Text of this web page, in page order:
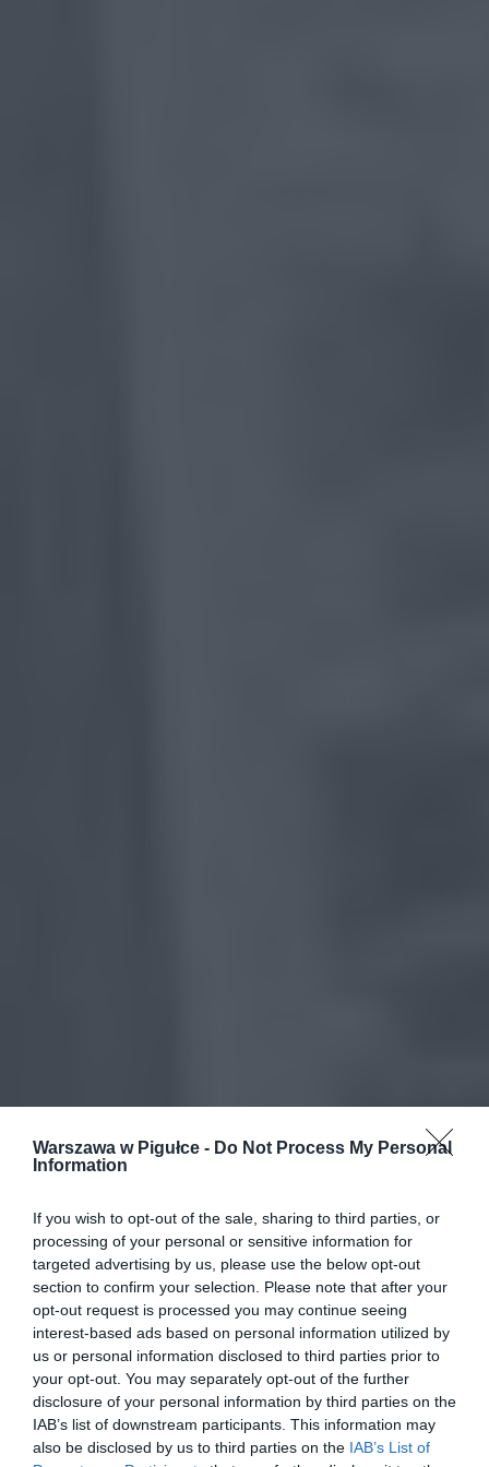
Warszawa w Pigułce - Do Not Process My Personal
Information
If you wish to opt-out of the sale, sharing to third parties, or
processing of your personal or sensitive information for
targeted advertising by us, please use the below opt-out
section to confirm your selection. Please note that after your
opt-out request is processed you may continue seeing
interest-based ads based on personal information utilized by
us or personal information disclosed to third parties prior to
your opt-out. You may separately opt-out of the further
disclosure of your personal information by third parties on the
IAB’s list of downstream participants. This information may
also be disclosed by us to third parties on the IAB’s List of